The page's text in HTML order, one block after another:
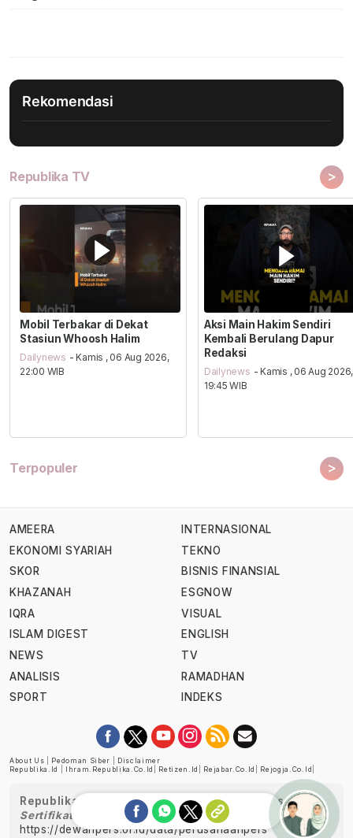
Rekomendasi
Republika TV >
Mobil Terbakar di Dekat
Stasiun Whoosh Halim
Dailynews - Kamis , 06 Aug 2026,
22:00 WIB
Aksi Main Hakim Sendiri
Kembali Berulang Dapur
Redaksi
Dailynews - Kamis , 06 Aug 2026,
19:45 WIB
Terpopuler >
AMEERA
EKONOMI SYARIAH
SKOR
KHAZANAH
IQRA
ISLAM DIGEST
NEWS
ANALISIS
SPORT
INTERNASIONAL
TEKNO
BISNIS FINANSIAL
ESGNOW
VISUAL
ENGLISH
TV
RAMADHAN
INDEKS
About Us Pedoman Siber
Disclaimer
Republika.id
Ihram.republika.co.id Retizen.id Rejabar.co.id Rejogja.co.id
Republika telah diverifikasi oleh Dewan Pers
Sertifikat Nomor 1058/DP-Verifikasi/K/XII/2022
https://dewanpers.or.id/data/perusahaanpers